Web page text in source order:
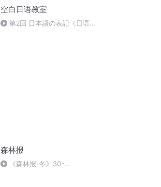
空白日语教室
第2回 日本語の表記（日语的
森林报
《森林报-冬》30-